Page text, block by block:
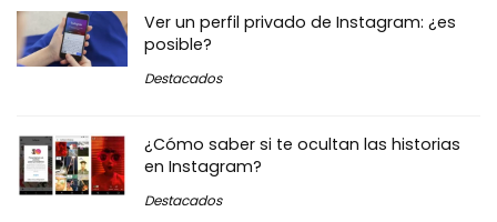
Ver un perfil privado de Instagram: ¿es
posible?
Destacados
¿Cómo saber si te ocultan las historias
en Instagram?
Destacados